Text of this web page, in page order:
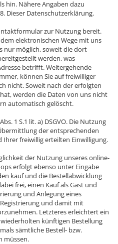
hin. Nähere Angaben dazu
Dieser Datenschutzerklärung.
zur Nutzung bereit.
elektronischen Wege mit uns
nur möglich, soweit die dort
werden, was
betrifft. Weitergehende
können Sie auf freiwilliger
nicht. Soweit nach der erfolgten
werden die Daten von uns nicht
automatisch gelöscht.
1 S.1 lit. a) DSGVO. Die Nutzung
der entsprechenden
freiwillig erteilten Einwilligung.
der Nutzung unseres online-
erfolgt ebenso unter Eingabe
kauf und die Bestellabwicklung
frei, einen Kauf als Gast und
und Anlegung eines
und damit mit
Letzteres erleichtert ein
künftigen Bestellung
sämtliche Bestell- bzw.
müssen.